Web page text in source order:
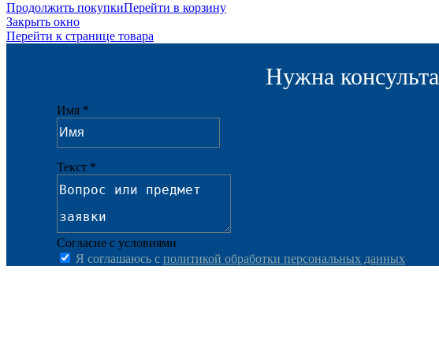
Продолжить покупкиПерейти в корзину
Закрыть окно
Перейти к странице товара
Нужна
Имя *
Текст *
Согласие с условиями
Я соглашаюсь с политикой обработки персональных данных